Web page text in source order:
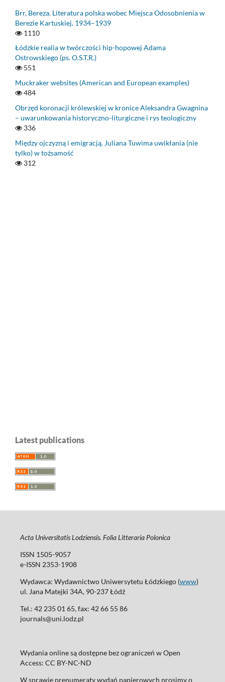
Brr, Bereza. Literatura polska wobec Miejsca Odosobnienia w
Berezie Kartuskiej. 1934–1939
1110
Łódzkie realia w twórczości hip-hopowej Adama
Ostrowskiego (ps. O.S.T.R.)
551
Muckraker websites (American and European examples)
484
Obrzęd koronacji królewskiej w kronice Aleksandra Gwagnina
– uwarunkowania historyczno-liturgiczne i rys teologiczny
336
Między ojczyzną i emigracją. Juliana Tuwima uwikłania (nie
tylko) w tożsamość
312
Latest publications
Acta Universitatis Lodziensis. Folia Litteraria Polonica
ISSN 1505-9057
e-ISSN 2353-1908
Wydawca: Wydawnictwo Uniwersytetu Łódzkiego (www)
ul. Jana Matejki 34A, 90-237 Łódź
Tel.: 42 235 01 65, fax: 42 66 55 86
journals@uni.lodz.pl
Wydania online są dostępne bez ograniczeń w Open
Access: CC BY-NC-ND
W sprawie prenumeraty wydań papierowych prosimy o